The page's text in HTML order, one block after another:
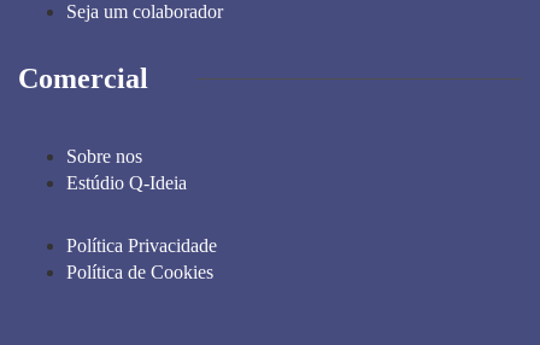
Seja um colaborador
Comercial
Sobre nos
Estúdio Q-Ideia
Política Privacidade
Política de Cookies